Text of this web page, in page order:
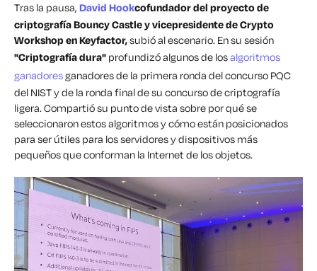
Tras la pausa, David Hookcofundador del proyecto de
criptografía Bouncy Castle y vicepresidente de Crypto
Workshop en Keyfactor,subió al escenario. En su sesión
"Criptografía dura" profundizóalgunos de losalgoritmos
ganadoresganadores de la primera ronda del concurso PQC
del NIST y de la ronda final de su concurso de criptografía
ligera. Compartió su punto de vista sobre por qué se
seleccionaron estos algoritmos y cómo están posicionados
para ser útiles para los servidores y dispositivos más
pequeños que conforman la Internet de los objetos.